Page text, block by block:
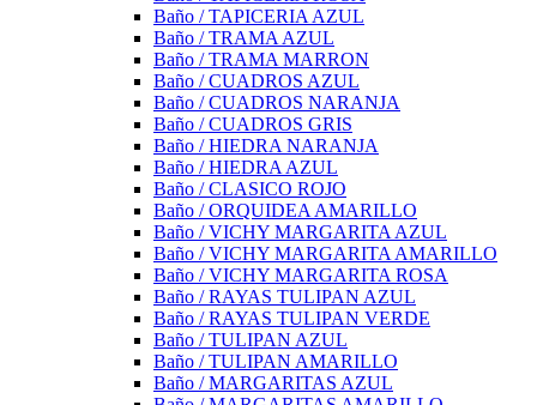
Baño / TAPICERIA AZUL
Baño / TRAMA AZUL
Baño / TRAMA MARRON
Baño / CUADROS AZUL
Baño / CUADROS NARANJA
Baño / CUADROS GRIS
Baño / HIEDRA NARANJA
Baño / HIEDRA AZUL
Baño / CLASICO ROJO
Baño / ORQUIDEA AMARILLO
Baño / VICHY MARGARITA AZUL
Baño / VICHY MARGARITA AMARILLO
Baño / VICHY MARGARITA ROSA
Baño / RAYAS TULIPAN AZUL
Baño / RAYAS TULIPAN VERDE
Baño / TULIPAN AZUL
Baño / TULIPAN AMARILLO
Baño / MARGARITAS AZUL